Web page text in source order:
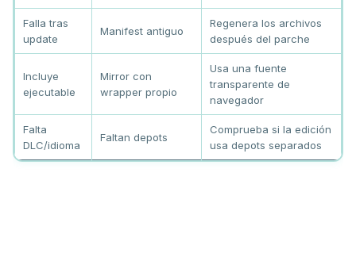
Falla tras
update
Manifest antiguo
Regenera los archivos
después del parche
Incluye
ejecutable
Mirror con
wrapper propio
Usa una fuente
transparente de
navegador
Falta
DLC/idioma
Faltan depots
Comprueba si la edición
usa depots separados